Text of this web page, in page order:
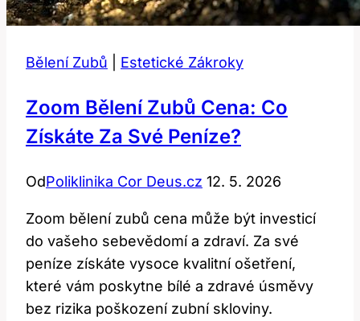
Bělení Zubů Estetické Zákroky
Zoom Bělení Zubů Cena: Co
Získáte Za Své Peníze?
OdPoliklinika Cor Deus.cz 12. 5. 2026
Zoom bělení zubů cena může být investicí
do vašeho sebevědomí a zdraví. Za své
peníze získáte vysoce kvalitní ošetření,
které vám poskytne bílé a zdravé úsměvy
bez rizika poškození zubní skloviny.